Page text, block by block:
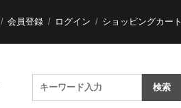
会員登録 ログイン ショッピングカート